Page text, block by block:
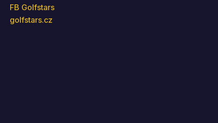
FB Golfstars
golfstars.cz